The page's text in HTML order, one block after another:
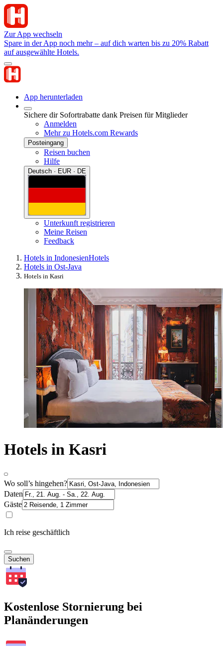
Zur App wechseln
Spare in der App noch mehr – auf dich warten bis zu 20% Rabatt
auf ausgewählte Hotels.
App herunterladen
Sichere dir Sofortrabatte dank Preisen für Mitglieder
Anmelden
Mehr zu Hotels.com Rewards
Posteingang
Reisen buchen
Hilfe
Deutsch · EUR · DE
Unterkunft registrieren
Meine Reisen
Feedback
Hotels in IndonesienHotels
Hotels in Ost-Java
Hotels in Kasri
Hotels in Kasri
Wo soll’s hingehen?
Daten
Gäste
Ich reise geschäftlich
Suchen
Kostenlose Stornierung bei
Planänderungen